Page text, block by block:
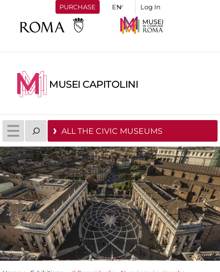
PURCHASE Log In
MUSEI CAPITOLINI
ALL THE CIVIC MUSEUMS